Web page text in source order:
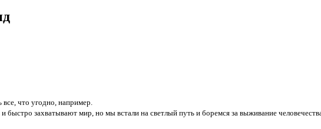
что угодно, например.
захватывают мир, но мы встали на светлый путь и боремся за выживание